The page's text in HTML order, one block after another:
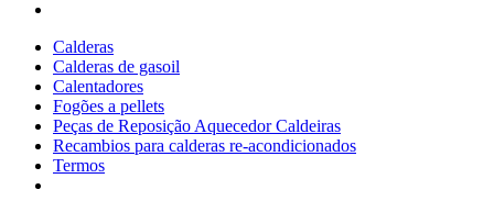
Calderas
Calderas de gasoil
Calentadores
Fogões a pellets
Peças de Reposição Aquecedor Caldeiras
Recambios para calderas re-acondicionados
Termos